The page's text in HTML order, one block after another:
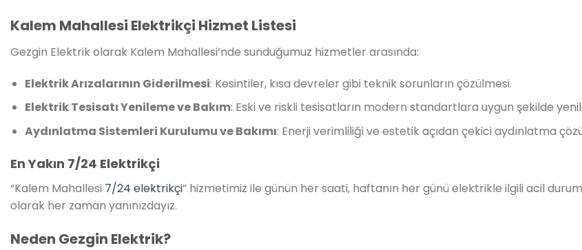
Kalem Mahallesi Elektrikçi Hizmet Listesi
Gezgin Elektrik olarak Kalem Mahallesi’nde sunduğumuz hizmetler arasında:
Elektrik Arızalarının Giderilmesi: Kesintiler, kısa devreler gibi teknik sorunların çözülmesi.
Elektrik Tesisatı Yenileme ve Bakım: Eski ve riskli tesisatların modern standartlara uygun şekilde
Aydınlatma Sistemleri Kurulumu ve Bakımı: Enerji verimliliği ve estetik açıdan çekici aydınlatma
En Yakın 7/24 Elektrikçi
“Kalem Mahallesi 7/24 elektrikçi” hizmetimiz ile günün her saati, haftanın her günü elektrikle ilgili acil
olarak her zaman yanınızdayız.
Neden Gezgin Elektrik?